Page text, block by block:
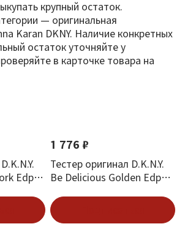
крупный остаток.
— оригинальная
Karan DKNY. Наличие конкретных
остаток уточняйте у
в карточке товара на
Edp
1 776 ₽
Тестер оригинал D.K.N.Y.
Be Delicious Golden Edp